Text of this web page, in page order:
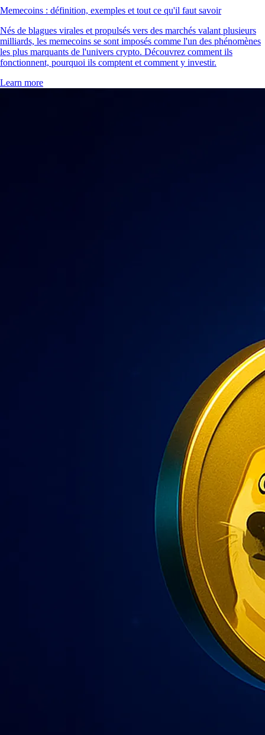
Memecoins : définition, exemples et tout ce qu'il faut savoir
Nés de blagues virales et propulsés vers des marchés valant plusieurs
milliards, les memecoins se sont imposés comme l'un des phénomènes
les plus marquants de l'univers crypto. Découvrez comment ils
fonctionnent, pourquoi ils comptent et comment y investir.
Learn more